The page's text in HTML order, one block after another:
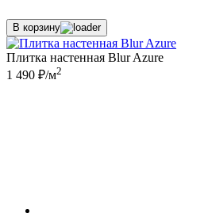
В корзину
Плитка настенная Blur Azure
1 490 ₽/м2